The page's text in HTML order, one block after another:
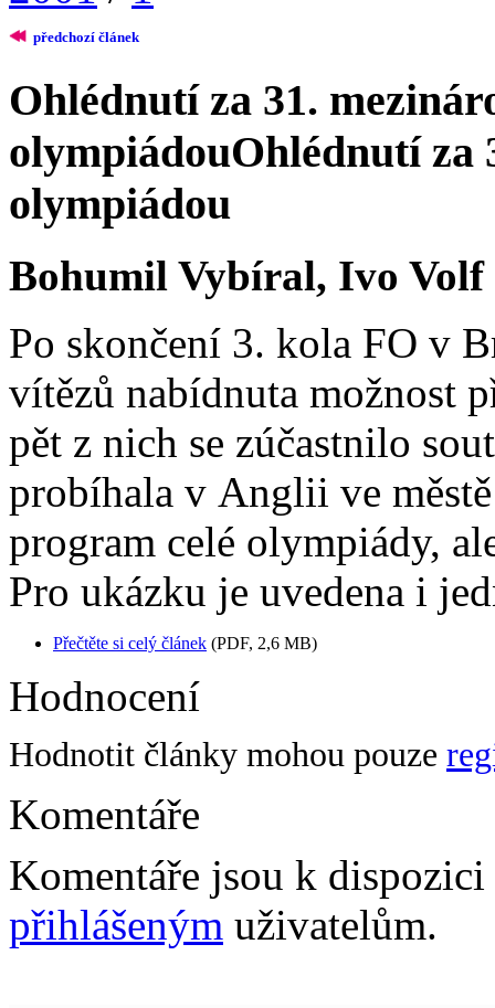
předchozí článek
Ohlédnutí za 31.
olympiádouOhlédnutí za
olympiádou
Bohumil Vybíral, Ivo Volf
Po skončení 3. kola FO v
vítězů nabídnuta možnost
pět z nich se zúčastnilo
probíhala v Anglii ve
program celé olympiády,
Pro ukázku je uvedena i
Přečtěte si celý článek (PDF, 2,6 MB)
Hodnocení
Hodnotit články mohou pouze
Komentáře
Komentáře jsou k
přihlášeným uživatelům.